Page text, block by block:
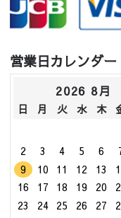
営業日カレンダー
2026 8月
日 月 火 水 木
2
3 4 5 6
9
10 11 12 13
16
17 18 19 20
23
24 25 26 27